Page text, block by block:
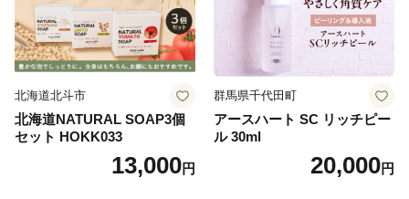
北海道北斗市
北海道NATURAL SOAP3個
セット HOKK033
13,000円
群馬県千代田町
アースハート SC リッチピー
ル 30ml
20,000円